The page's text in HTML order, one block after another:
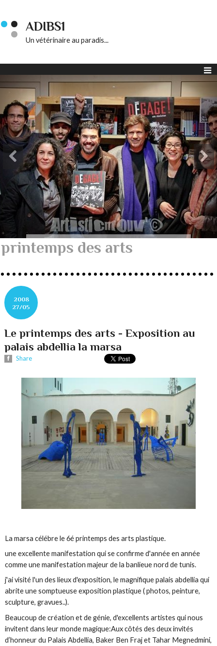
ADIBS1
Un vétérinaire au paradis...
printemps des arts
2008
27/05
Le printemps des arts - Exposition au
palais abdellia la marsa
Share
La marsa célébre le 6é printemps des arts plastique.
une excellente manifestation qui se confirme d'année en année
comme une manifestation majeur de la banlieue nord de tunis.
j'ai visité l'un des lieux d'exposition, le magnifique palais abdellia qui
abrite une somptueuse exposition plastique ( photos, peinture,
sculpture, gravues..).
Beaucoup de création et de génie, d'excellents artistes qui nous
invitent dans leur monde magique:Aux côtés des deux invités
d’honneur du Palais Abdellia, Baker Ben Fraj et Tahar Megnedmini,